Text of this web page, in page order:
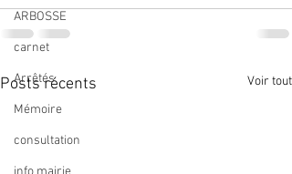
ARBOSSE
carnet
Arrêtés
Mémoire
consultation
Posts récents Voir tout